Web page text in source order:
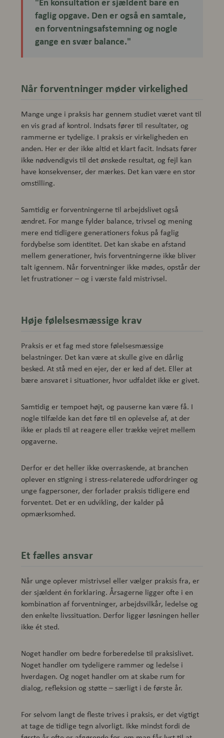
faglig opgave. Den er også en samtale,
en forventningsafstemning og nogle
gange en svær balance."
Når forventninger møder virkelighed
Mange unge i praksis har gennem studiet været vant til
en vis grad af kontrol. Indsats fører til resultater, og
rammerne er tydelige. I praksis er virkeligheden en
anden. Her er der ikke altid et klart facit. Indsats fører
ikke nødvendigvis til det ønskede resultat, og fejl kan
have konsekvenser, der mærkes. Det kan være en stor
omstilling.
Samtidig er forventningerne til arbejdslivet også
ændret. For mange fylder balance, trivsel og mening
mere end tidligere generationers fokus på faglig
fordybelse som identitet. Det kan skabe en afstand
mellem generationer, hvis forventningerne ikke bliver
talt igennem. Når forventninger ikke mødes, opstår der
let frustrationer – og i værste fald mistrivsel.
Høje følelsesmæssige krav
Praksis er et fag med store følelsesmæssige
belastninger. Det kan være at skulle give en dårlig
besked. At stå med en ejer, der er ked af det. Eller at
bære ansvaret i situationer, hvor udfaldet ikke er givet.
Samtidig er tempoet højt, og pauserne kan være få. I
nogle tilfælde kan det føre til en oplevelse af, at der
ikke er plads til at reagere eller trække vejret mellem
opgaverne.
Derfor er det heller ikke overraskende, at branchen
oplever en stigning i stress-relaterede udfordringer og
unge fagpersoner, der forlader praksis tidligere end
forventet. Det er en udvikling, der kalder på
opmærksomhed.
Et fælles ansvar
Når unge oplever mistrivsel eller vælger praksis fra, er
der sjældent én forklaring. Årsagerne ligger ofte i en
kombination af forventninger, arbejdsvilkår, ledelse og
den enkelte livssituation. Derfor ligger løsningen heller
ikke ét sted.
Noget handler om bedre forberedelse til praksislivet.
Noget handler om tydeligere rammer og ledelse i
hverdagen. Og noget handler om at skabe rum for
dialog, refleksion og støtte – særligt i de første år.
For selvom langt de fleste trives i praksis, er det vigtigt
at tage de tidlige tegn alvorligt. Ikke mindst fordi de